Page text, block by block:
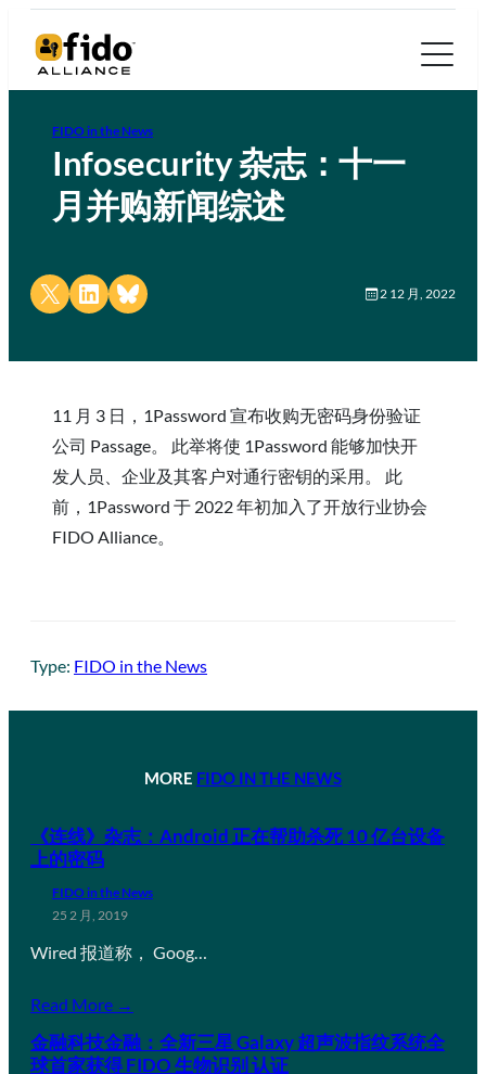
FIDO in the News
Infosecurity 杂志：十一
月并购新闻综述
Share on X Share on LinkedIn
Share on Bluesky 2 12 月, 2022
11 月 3 日，1Password 宣布收购无密码身份验证
公司 Passage。 此举将使 1Password 能够加快开
发人员、企业及其客户对通行密钥的采用。 此
前，1Password 于 2022 年初加入了开放行业协会
FIDO Alliance。
Type: FIDO in the News
MORE FIDO IN THE NEWS
《连线》杂志：Android 正在帮助杀死 10 亿台设备
上的密码
FIDO in the News
25 2 月, 2019
Wired 报道称， Goog…
Read More →
金融科技金融：全新三星 Galaxy 超声波指纹系统全
球首家获得 FIDO 生物识别 认证